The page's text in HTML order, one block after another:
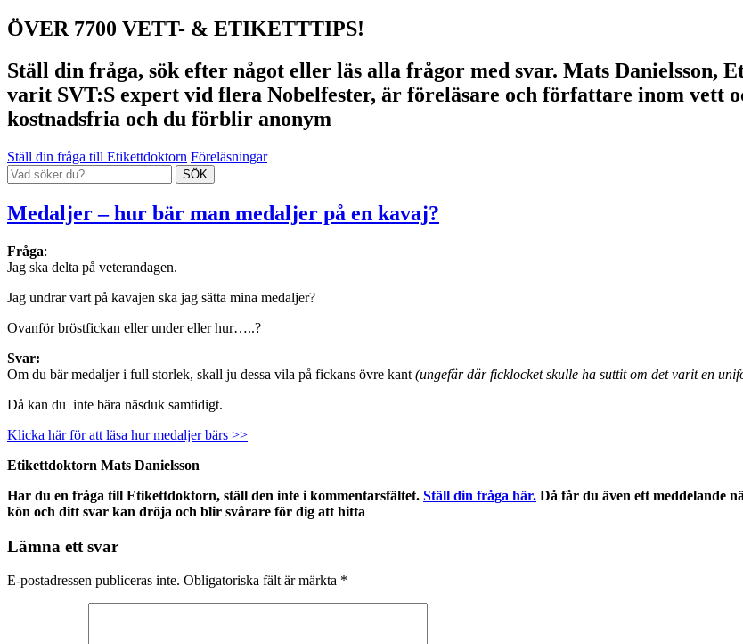
ÖVER 7700 VETT- & ETIKETTTIPS!
Ställ din fråga, sök efter något eller läs alla frågor med svar. Mats Danielsson,
varit SVT:S expert vid flera Nobelfester, är föreläsare och författare inom vett
kostnadsfria och du förblir anonym
Ställ din fråga till Etikettdoktorn Föreläsningar
Medaljer – hur bär man medaljer på en kavaj?
Fråga:
Jag ska delta på veterandagen.
Jag undrar vart på kavajen ska jag sätta mina medaljer?
Ovanför bröstfickan eller under eller hur…..?
Svar:
Om du bär medaljer i full storlek, skall ju dessa vila på fickans övre kant (ungefär där ficklocket skulle ha suttit om det varit en
Då kan du inte bära näsduk samtidigt.
Klicka här för att läsa hur medaljer bärs >>
Etikettdoktorn Mats Danielsson
Har du en fråga till Etikettdoktorn, ställ den inte i kommentarsfältet. Ställ din fråga här. Då får du även ett meddelande
kön och ditt svar kan dröja och blir svårare för dig att hitta
Lämna ett svar
E-postadressen publiceras inte. Obligatoriska fält är märkta *